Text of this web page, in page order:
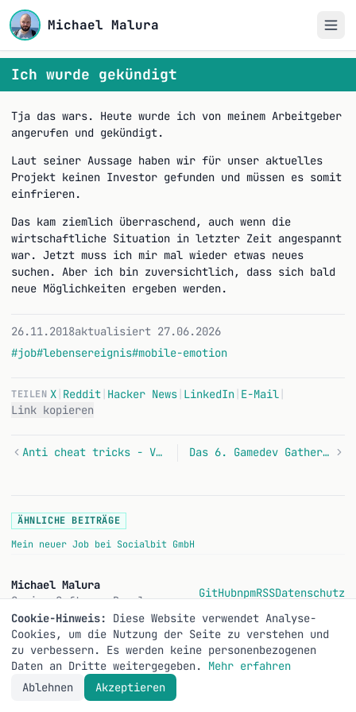
Michael Malura
Ich wurde gekündigt
Tja das wars. Heute wurde ich von meinem Arbeitgeber
angerufen und gekündigt.
Laut seiner Aussage haben wir für unser aktuelles
Projekt keinen Investor gefunden und müssen es somit
einfrieren.
Das kam ziemlich überraschend, auch wenn die
wirtschaftliche Situation in letzter Zeit angespannt
war. Jetzt muss ich mir mal wieder etwas neues
suchen. Aber ich bin zuversichtlich, dass sich bald
neue Möglichkeiten ergeben werden.
26.11.2018aktualisiert 27.06.2026
#job#lebensereignis#mobile-emotion
TEILEN X Reddit Hacker News LinkedIn E-Mail
Link kopieren
Anti cheat tricks - Variable offset Das 6. Gamedev Gathering
ÄHNLICHE BEITRÄGE
Mein neuer Job bei Socialbit GmbH
Michael Malura
Senior Software Developer
GitHubnpmRSSDatenschutz
Cookie-Hinweis:
Diese Website verwendet Analyse-
Cookies, um die Nutzung der Seite zu verstehen und
zu verbessern. Es werden keine personenbezogenen
Daten an Dritte weitergegeben. Mehr erfahren
Ablehnen
Akzeptieren